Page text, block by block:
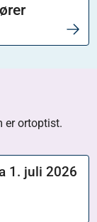
er ortoptist.
1. juli 2026